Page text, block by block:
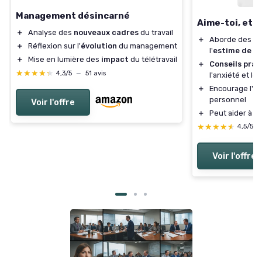
Management désincarné
＋ Analyse des nouveaux cadres du travail
＋
Réflexion sur l'évolution du management
＋
Mise en lumière des impact du télétravail
★★★★★
★★★★★ 4,3/5 — 51 avis
Voir l'offre
Aime-toi, et
＋
Aborde des
l'estime de
＋
Conseils
l'anxiété et le
＋
Encourage l'
personnel
＋
Peut aider à
★★★★★
★★★★★ 4,5/5
Voir l'offre